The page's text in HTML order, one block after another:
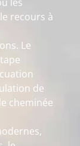
les
recours à
Le
de
cheminée